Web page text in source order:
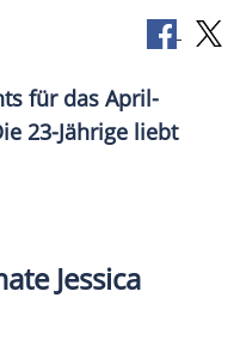
für das April-
23-Jährige liebt
Jessica